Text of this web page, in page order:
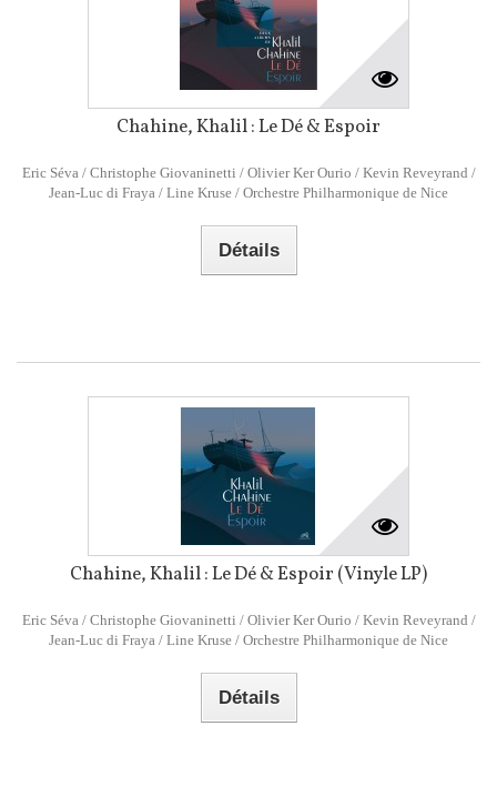
Chahine, Khalil : Le Dé & Espoir
Eric Séva / Christophe Giovaninetti / Olivier Ker Ourio / Kevin Reveyrand /
Jean-Luc di Fraya / Line Kruse / Orchestre Philharmonique de Nice
Détails
Chahine, Khalil : Le Dé & Espoir (Vinyle LP)
Eric Séva / Christophe Giovaninetti / Olivier Ker Ourio / Kevin Reveyrand /
Jean-Luc di Fraya / Line Kruse / Orchestre Philharmonique de Nice
Détails